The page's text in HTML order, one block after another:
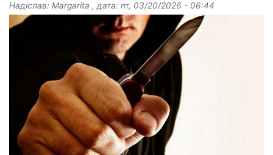
Надіслав: Margarita , дата: пт, 03/20/2026 - 06:44